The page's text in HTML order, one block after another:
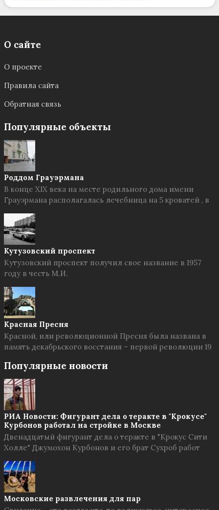
О сайте
О проекте
Правила сайта
Обратная связь
Популярные объекты
Роддом Грауэрмана
В конце XIX века на месте родильного дома имени
Грауэрмана располагалась лечебница на 5 кроватей , в
Кутузовский проспект
Кутузовский проспект получил свое название в 1957
году в честь М.И.
Красная Пресня
Красной, или революционной Пресня была названа в
память декабрьского восстания – первой революции 19
Популярные новости
РИА Новости: Фигурант дела о теракте в "Крокусе"
Курбонов работал на стройке в Москве
Двенадцатый фигурант дела о теракте в "Крокус Сити
Холле" Джумохон Курбонов и его брат Сухроб работ
Московские развлечения для пар